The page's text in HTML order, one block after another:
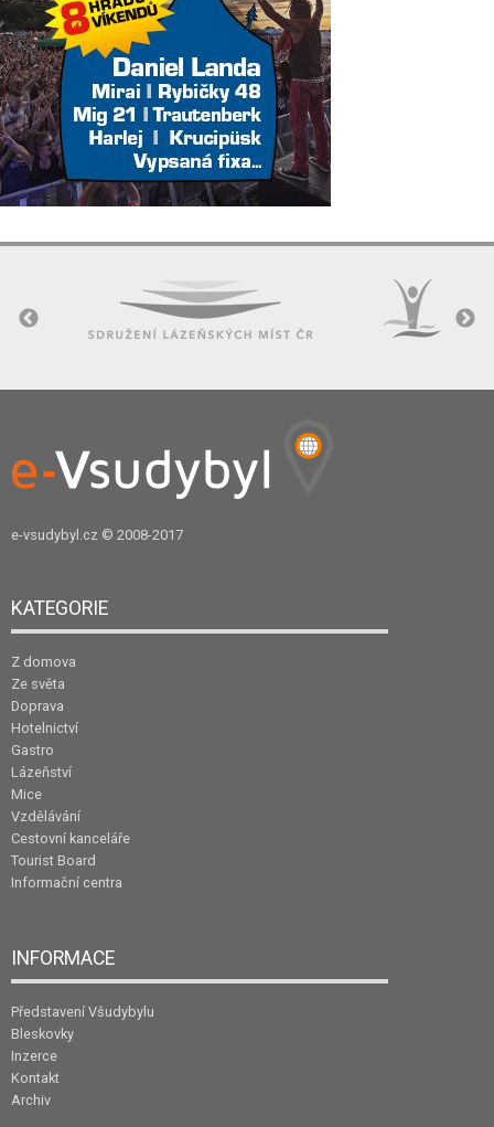
e-vsudybyl.cz © 2008-2017
KATEGORIE
Z domova
Ze světa
Doprava
Hotelnictví
Gastro
Lázeňství
Mice
Vzdělávání
Cestovní kanceláře
Tourist Board
Informační centra
INFORMACE
Představení Všudybylu
Bleskovky
Inzerce
Kontakt
Archiv